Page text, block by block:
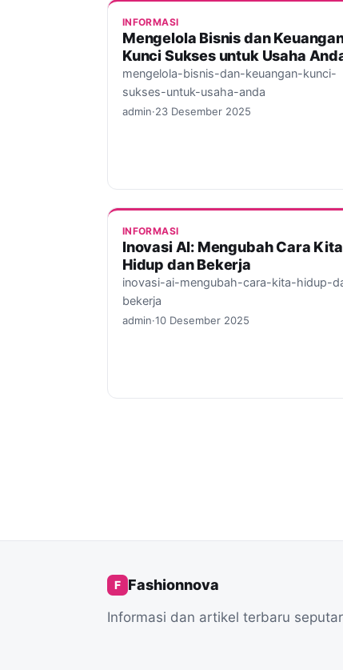
INFORMASI
Mengelola Bisnis dan
Kunci Sukses untuk Usaha
mengelola-bisnis-dan-keuangan-kunci-
sukses-untuk-usaha-anda
admin·23 Desember 2025
INFORMASI
Inovasi AI: Mengubah Cara Kita
Hidup dan Bekerja
inovasi-ai-mengubah-cara-kita-hidup-
bekerja
admin·10 Desember 2025
F Fashionnova
Informasi dan artikel terbaru